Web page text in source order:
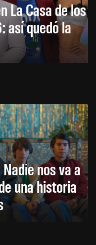
La Casa de los
así quedó la
nos va a
una historia